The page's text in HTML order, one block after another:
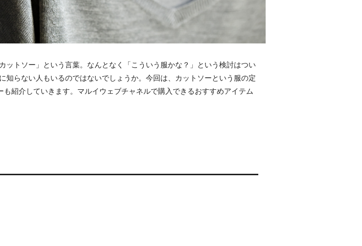
ットソー」という言葉。なんとなく「こういう服かな？」という検討はつい
らない人もいるのではないでしょうか。今回は、カットソーという服の定
紹介していきます。マルイウェブチャネルで購入できるおすすめアイテム